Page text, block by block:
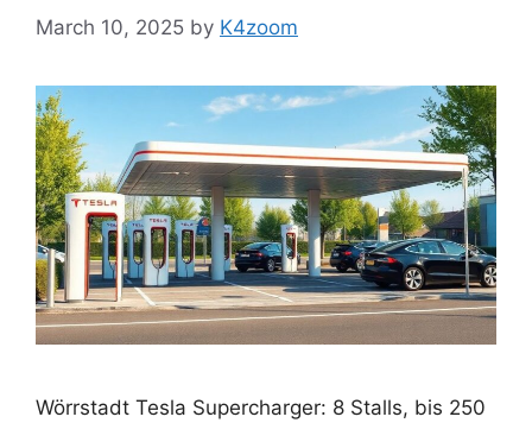
March 10, 2025 by K4zoom
Wörrstadt Tesla Supercharger: 8 Stalls, bis 250